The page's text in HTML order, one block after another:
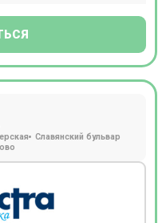
отдельный рентген-
могут выехать на дом к
и даже УЗИ на дому.
Славянский бульвар